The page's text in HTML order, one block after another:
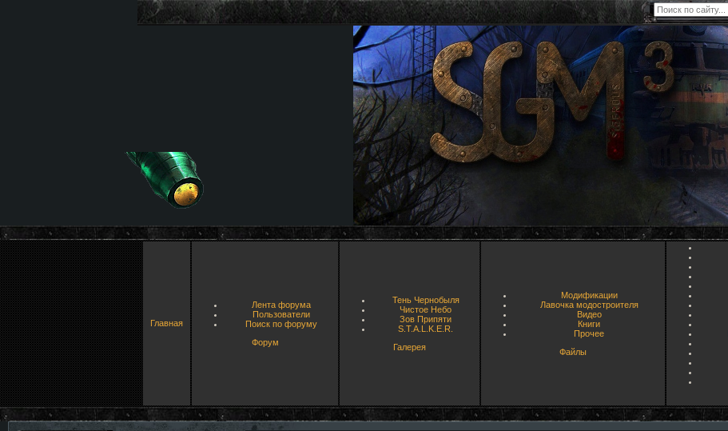
Главная
Лента форума
Пользователи
Поиск по форуму
Форум
Тень Чернобыля
Чистое Небо
Зов Припяти
S.T.A.L.K.E.R.
Галерея
Модификации
Лавочка модостроителя
Видео
Книги
Прочее
Файлы